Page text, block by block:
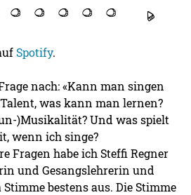
Spotify.
nach: «Kann man singen
was kann man lernen?
)Musikalität? Und was spielt
wenn ich singe?
Fragen habe ich Steffi Regner
und Gesangslehrerin und
bestens aus. Die Stimme